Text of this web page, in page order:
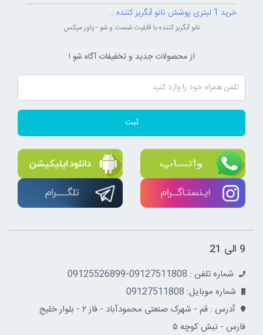
خرید 1 لیتری پوشش نانو آبگریز کننده...
نانو آبگریز کننده با قابلیت شست و شو - پاور میکس
از محصولات جدید و تخفیفات آگاه شو !
ثبت
9 الی 21
شماره تلفن : 09127511808-09125526899
شماره موبایل: 09127511808
آدرس : قم - شهرک صنعتی محمودآباد - فاز ۲ - بلوار خلیج
فارس - نبش کوچه ۵